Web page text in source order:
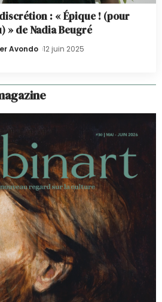
: « Épique ! (pour
» de Nadia Beugré
Avondo 12 juin 2025